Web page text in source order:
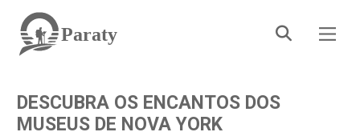
Paraty
DESCUBRA OS ENCANTOS DOS
MUSEUS DE NOVA YORK